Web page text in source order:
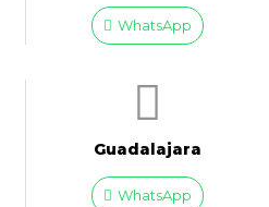
WhatsApp
Guadalajara
WhatsApp